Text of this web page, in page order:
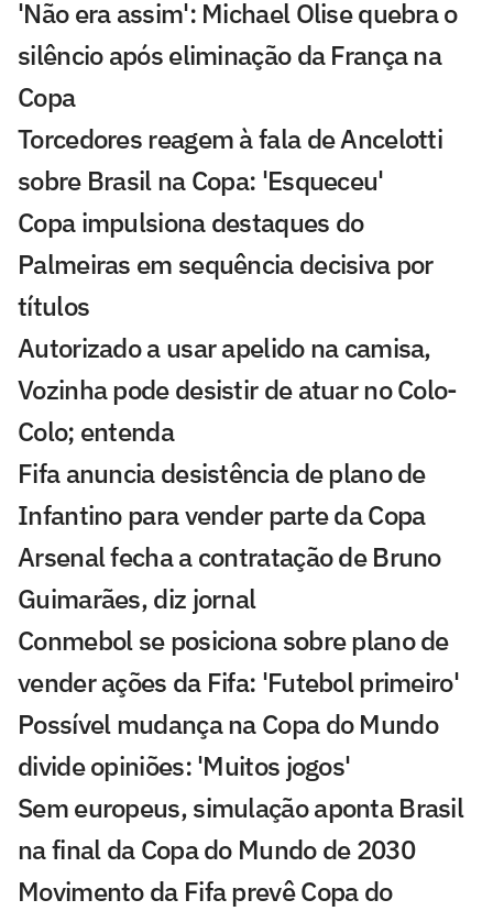
'Não era assim': Michael Olise quebra o
silêncio após eliminação da França na
Copa
Torcedores reagem à fala de Ancelotti
sobre Brasil na Copa: 'Esqueceu'
Copa impulsiona destaques do
Palmeiras em sequência decisiva por
títulos
Autorizado a usar apelido na camisa,
Vozinha pode desistir de atuar no Colo-
Colo; entenda
Fifa anuncia desistência de plano de
Infantino para vender parte da Copa
Arsenal fecha a contratação de Bruno
Guimarães, diz jornal
Conmebol se posiciona sobre plano de
vender ações da Fifa: 'Futebol primeiro'
Possível mudança na Copa do Mundo
divide opiniões: 'Muitos jogos'
Sem europeus, simulação aponta Brasil
na final da Copa do Mundo de 2030
Movimento da Fifa prevê Copa do